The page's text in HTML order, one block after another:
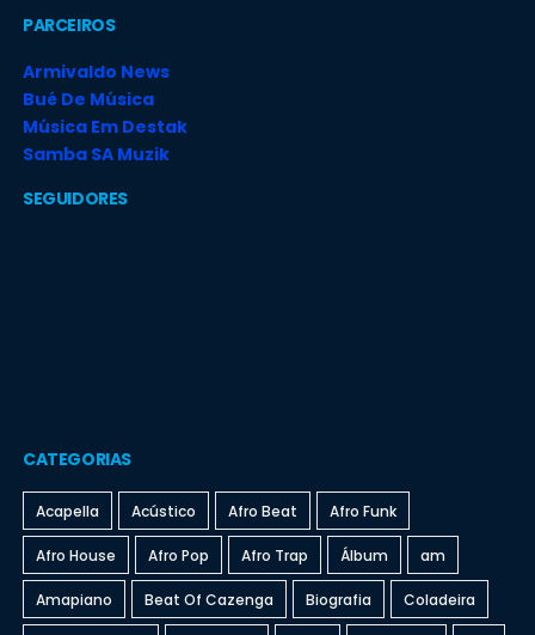
PARCEIROS
Armivaldo News
Bué De Música
Música Em Destak
Samba SA Muzik
SEGUIDORES
CATEGORIAS
Acapella Acústico Afro Beat Afro Funk
Afro House Afro Pop Afro Trap Álbum am
Amapiano Beat Of Cazenga Biografia Coladeira